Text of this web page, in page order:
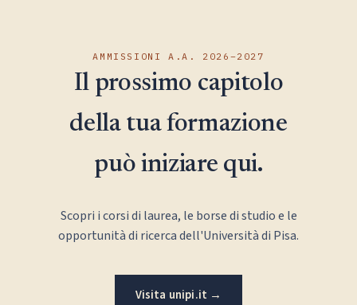
AMMISSIONI A.A. 2026–2027
Il prossimo capitolo
della tua formazione
può iniziare qui.
Scopri i corsi di laurea, le borse di studio e le
opportunità di ricerca dell'Università di Pisa.
Visita unipi.it →